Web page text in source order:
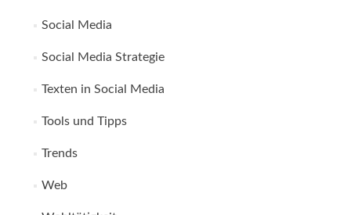
Social Media
Social Media Strategie
Texten in Social Media
Tools und Tipps
Trends
Web